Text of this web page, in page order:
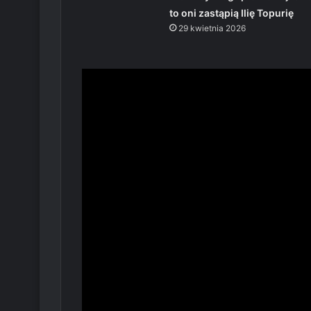
to oni zastąpią Ilię Topurię
29 kwietnia 2026